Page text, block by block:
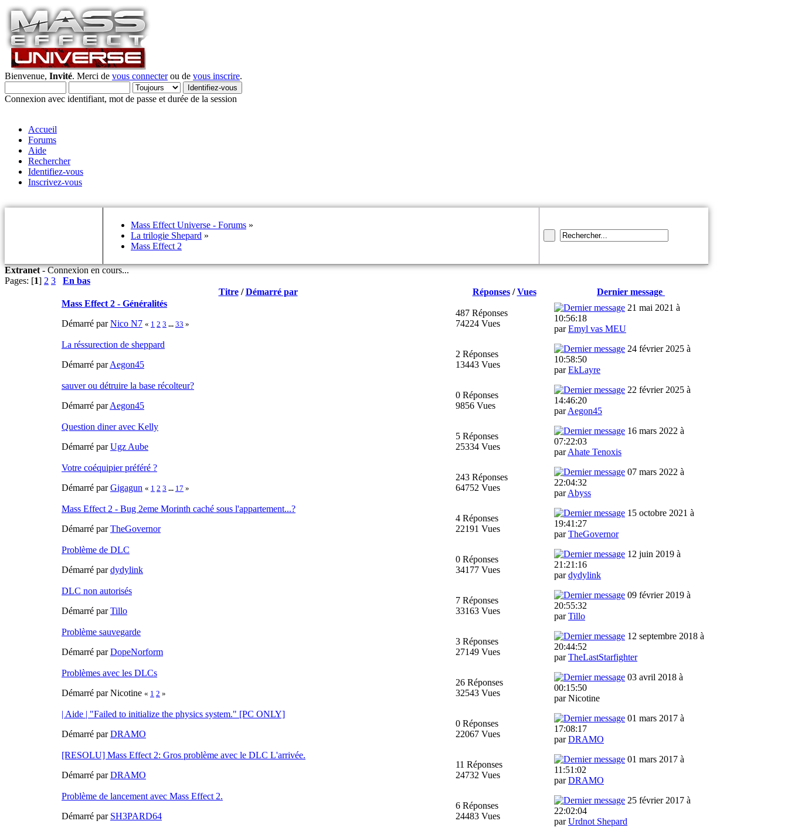
Bienvenue, Invité. Merci de vous connecterou de vous inscrire.
Connexion avec identifiant, mot de passe et durée de la session
Accueil
Forums
Aide
Rechercher
Identifiez-vous
Inscrivez-vous
Mass Effect Universe - Forums »
La trilogie Shepard »
Mass Effect 2
Extranet-Connexion en cours...
Pages: [1] 2 3
En bas
Titre/Démarré par Réponses/Vues
Dernier message
Mass Effect 2 - Généralités
Démarré parNico N7 « 1 2 3 ... 33 »
487 Réponses
74224 Vues
21 mai 2021 à
10:56:18
parEmyl vas MEU
La réssurection de sheppard
Démarré parAegon45
2 Réponses
13443 Vues
24 février 2025 à
10:58:50
parEkLayre
sauver ou détruire la base récolteur?
Démarré parAegon45
0 Réponses
9856 Vues
22 février 2025 à
14:46:20
parAegon45
Question diner avec Kelly
Démarré parUgz Aube
5 Réponses
25334 Vues
16 mars 2022 à
07:22:03
parAhate Tenoxis
Votre coéquipier préféré ?
Démarré parGigagun « 1 2 3 ... 17 »
243 Réponses
64752 Vues
07 mars 2022 à
22:04:32
parAbyss
Mass Effect 2 - Bug 2eme Morinth caché sous l'appartement...?
Démarré parTheGovernor
4 Réponses
22191 Vues
15 octobre 2021 à
19:41:27
parTheGovernor
Problème de DLC
Démarré pardydylink
0 Réponses
34177 Vues
12 juin 2019 à
21:21:16
pardydylink
DLC non autorisés
Démarré parTillo
7 Réponses
33163 Vues
09 février 2019 à
20:55:32
parTillo
Problème sauvegarde
Démarré parDopeNorform
3 Réponses
27149 Vues
12 septembre 2018 à
20:44:52
parTheLastStarfighter
Problèmes avec les DLCs
Démarré par Nicotine « 1 2 »
26 Réponses
32543 Vues
03 avril 2018 à
00:15:50
par Nicotine
| Aide | "Failed to initialize the physics system." [PC ONLY]
Démarré parDRAMO
0 Réponses
22067 Vues
01 mars 2017 à
17:08:17
parDRAMO
[RESOLU] Mass Effect 2: Gros problème avec le DLC L'arrivée.
Démarré parDRAMO
11 Réponses
24732 Vues
01 mars 2017 à
11:51:02
parDRAMO
Problème de lancement avec Mass Effect 2.
Démarré par SH3PARD64
6 Réponses
24483 Vues
25 février 2017 à
22:02:04
parUrdnot Shepard